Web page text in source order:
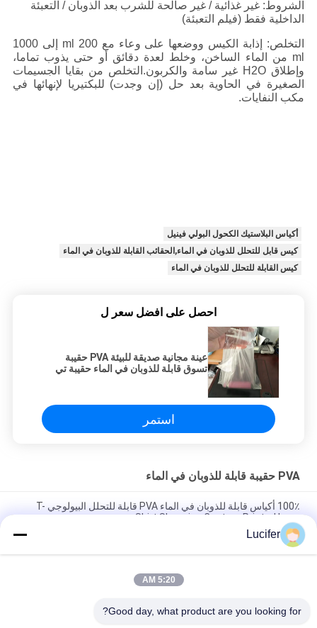
الشروط: غير غذائية / غير صالحة للشرب بعد الذوبان / التعبئة
الداخلية فقط (فيلم التعبئة)
التخلص: إذابة الكيس ووضعها على وعاء مع 200 ml إلى 1000
ml من الماء الساخن، وخلط لعدة دقائق أو حتى يذوب تماما،
وإطلاق H2O غير سامة والكربون.التخلص من بقايا الجسيمات
الصغيرة في الحاوية بعد حل (إن وجدت) للبكتيريا لإنهائها في
مكب النفايات.
أكياس البلاستيك الكحول البولي فينيل
كيس قابل للتحلل للذوبان في الماء,الحقائب القابلة للذوبان في الماء
كيس القابلة للتحلل للذوبان في الماء
احصل على افضل سعر ل
عينة مجانية صديقة للبيئة PVA حقيبة
تسوق قابلة للذوبان في الماء حقيبة تي
استمر
PVA حقيبة قابلة للذوبان في الماء
100٪ أكياس قابلة للذوبان في الماء PVA قابلة للتحلل البيولوجي T-
Shirt Shopping Custom Printed Logo
الساخن للمستشفى
Lucifer
5:20 AM
Good day, what product are you looking for?